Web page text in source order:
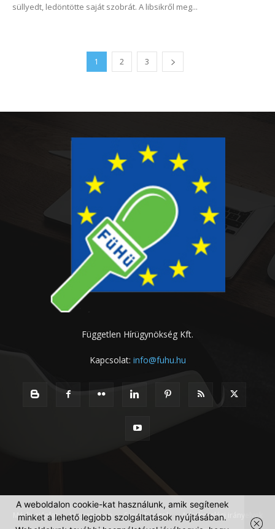
süllyedt, ledöntötte saját szobrát. A libsikről meg...
1 2 3
Független Hírügynökség Kft.
Kapcsolat: info@fuhu.hu
Médiaajánlat Impresszum Szerzői jogok Adatkezelési irányelvek
A weboldalon cookie-kat használunk, amik segítenek
minket a lehető legjobb szolgáltatások nyújtásában.